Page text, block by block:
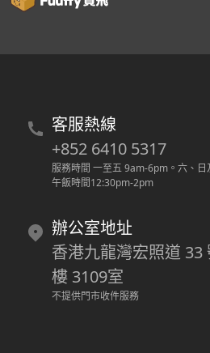
客服熱線
+852 6410 5317
服務時間 一至五 9am-6pm 。 六、日
午飯時間12:30pm-2pm
辦公室地址
香港九龍灣宏照道 33
樓 3109室
不提供門市收件服務